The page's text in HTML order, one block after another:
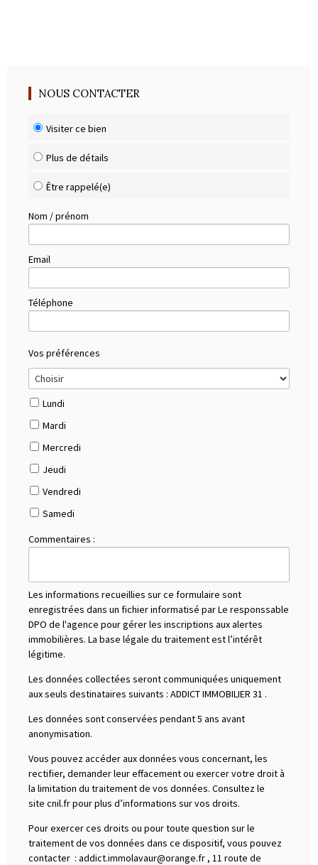
NOUS CONTACTER
Visiter ce bien
Plus de détails
Être rappelé(e)
Nom / prénom
Email
Téléphone
Vos préférences
Lundi
Mardi
Mercredi
Jeudi
Vendredi
Samedi
Commentaires :
Les informations recueillies sur ce formulaire sont
enregistrées dans un fichier informatisé par Le responssable
DPO de l'agence pour gérer les inscriptions aux alertes
immobilières. La base légale du traitement est l’intérêt
légitime.
Les données collectées seront communiquées uniquement
aux seuls destinataires suivants : ADDICT IMMOBILIER 31 .
Les données sont conservées pendant 5 ans avant
anonymisation.
Vous pouvez accéder aux données vous concernant, les
rectifier, demander leur effacement ou exercer votre droit à
la limitation du traitement de vos données. Consultez le
site cnil.fr pour plus d’informations sur vos droits.
Pour exercer ces droits ou pour toute question sur le
traitement de vos données dans ce dispositif, vous pouvez
contacter : addict.immolavaur@orange.fr , 11 route de